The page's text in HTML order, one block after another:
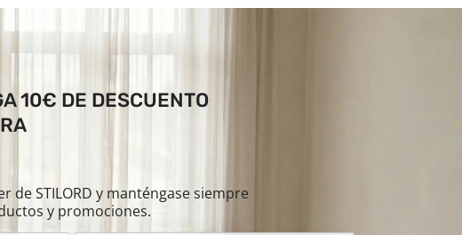
10€ DE DESCUENTO
de STILORD y manténgase siempre
y promociones.